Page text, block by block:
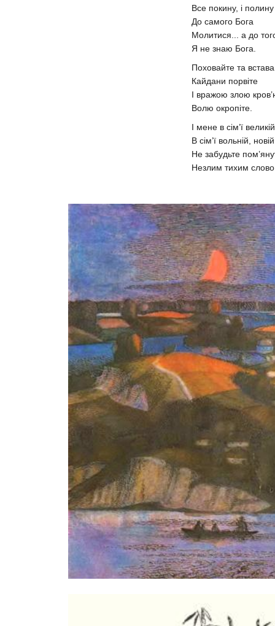
Все покину, і полину
До самого Бога
Молитися... а до
Я не знаю Бога.
Поховайте та
Кайдани порвіте
І вражою злою
Волю окропіте.
І мене в сім’ї
В сім’ї вольній,
Не забудьте
Незлим тихим